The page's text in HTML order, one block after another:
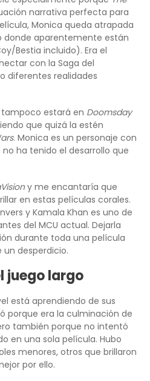
narrativa perfecta para
Monica queda atrapada
donde aparentemente están
Bestia incluido). Era el
con la Saga del
diferentes realidades
estará en Doomsday
que quizá la estén
. Monica es un personaje con
ha tenido el desarrollo que
y me encantaría que
en estas películas corales.
y Kamala Khan es uno de
del MCU actual. Dejarla
durante toda una película
un desperdicio.
juego largo
está aprendiendo de sus
porque era la culminación de
también porque no intentó
en una sola película. Hubo
menores, otros que brillaron
por ello.